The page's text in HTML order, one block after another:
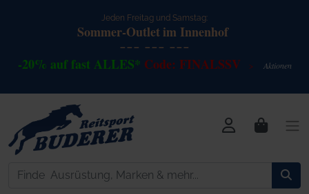
Jeden Freitag und Samstag:
Sommer-Outletim Innenhof
--- --- ---
-20% auf fast ALLES* Code: FINALSSV > Aktionen